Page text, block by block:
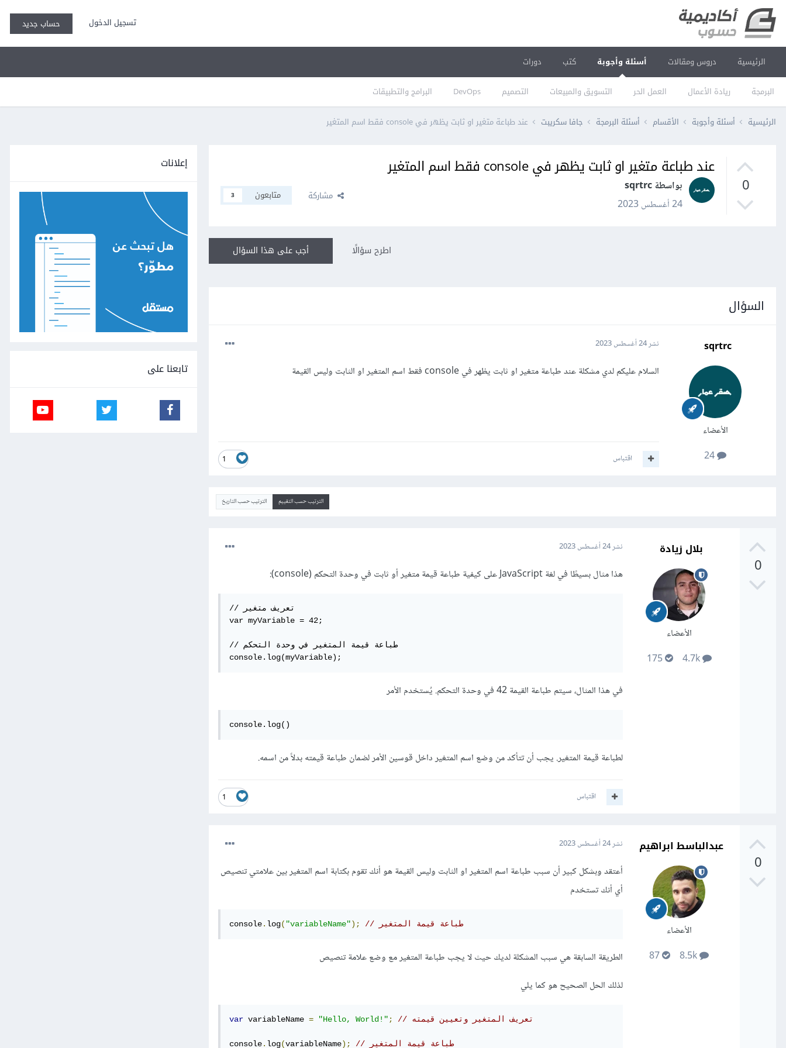
تسجيل الدخول حساب جديد
الرئيسية دروس ومقالات أسئلة وأجوبة
البرمجة ريادة الأعمال العمل الحر التسويق والمبيعات التصميم DevOps البرامج والتطبيقات
كتب دورات
الرئيسية أسئلة وأجوبة الأقسام أسئلة البرمجة جافا سكريبت عند طباعة متغير او ثابت يظهر في console فقط اسم المتغير
0
عند طباعة متغير او ثابت يظهر في console فقط اسم المتغير
بواسطة sqrtrc
24 أغسطس 2023
مشاركة متابعون 3
أجب على هذا السؤال اطرح سؤالًا
السؤال
sqrtrc
الأعضاء
نشر24 أغسطس 2023
السلام عليكم لدي مشكلة عند طباعة متغير او ثابت يظهر في console فقط اسم المتغير او الثابت وليس القيمة
1 اقتباس
الترتيب حسب التقييم الترتيب حسب التاريخ
0
بلال زيادة
الأعضاء
4.7k
175
نشر24 أغسطس 2023
هذا مثال بسيطًا في لغة JavaScript على كيفية طباعة قيمة متغير أو ثابت في وحدة التحكم (console):
// تعريف متغير
var myVariable = 42;
// طباعة قيمة المتغير في وحدة التحكم
console.log(myVariable);
في هذا المثال، سيتم طباعة القيمة 42 في وحدة التحكم. يُستخدم الأمر
console.log()
لطباعة قيمة المتغير. يجب أن تتأكد من وضع اسم المتغير داخل قوسين الأمر لضمان طباعة قيمته بدلاً من اسمه.
1 اقتباس
0
عبدالباسط ابراهيم
الأعضاء
نشر24 أغسطس 2023
أعتقد وبشكل كبير أن سبب طباعة اسم المتغير او الثابت وليس القيمة هو أنك تقوم بكتابة اسم المتغير بين علامتي تنصيص
أي أنك تستخدم
console. log( "variableName"); // طباعة قيمة المتغير
الطريقة السابقة هي سبب المشكلة لديك حيث لا يجب طباعة المتغير مع وضع علامة تنصيص
لذلك الحل الصحيح هو كما يلي
var variableName = "Hello, World!"; // تعريف المتغير وتعيين قيمته
console. log(variableName); // طباعة قيمة المتغير
إعلانات
تابعنا على